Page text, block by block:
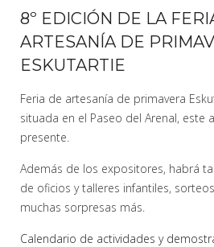
8º EDICIÓN DE LA
ARTESANÍA DE
ESKUTARTIE
Feria de artesanía de primavera
situada en el Paseo del Arenal, este
presente.
Además de los expositores, habrá
de oficios y talleres infantiles,
muchas sorpresas más.
Calendario de actividades y